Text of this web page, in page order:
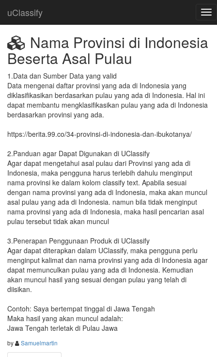
uClassify
Nama Provinsi di Indonesia
Beserta Asal Pulau
1.Data dan Sumber Data yang valid
Data mengenai daftar provinsi yang ada di Indonesia yang
diklasifikasikan berdasarkan pulau yang ada di Indonesia. Hal ini
dapat membantu mengklasifikasikan pulau yang ada di Indonesia
berdasarkan provinsi yang ada.
https://berita.99.co/34-provinsi-di-indonesia-dan-ibukotanya/
2.Panduan agar Dapat Digunakan di UClassify
Agar dapat mengetahui asal pulau dari Provinsi yang ada di
Indonesia, maka pengguna harus terlebih dahulu menginput
nama provinsi ke dalam kolom classify text. Apabila sesuai
dengan nama provinsi yang ada di Indonesia, maka akan muncul
asal pulau yang ada di Indonesia. namun bila tidak menginput
nama provinsi yang ada di Indonesia, maka hasil pencarian asal
pulau tersebut tidak akan muncul
3.Penerapan Penggunaan Produk di UClassify
Agar dapat diterapkan dalam UClassify, maka pengguna perlu
menginput kalimat dan nama provinsi yang ada di Indonesia agar
dapat memunculkan pulau yang ada di Indonesia. Kemudian
akan muncul hasil yang sesuai dengan pulau yang telah di
diisikan.
Contoh: Saya bertempat tinggal di Jawa Tengah
Maka hasil yang akan muncul adalah:
Jawa Tengah terletak di Pulau Jawa
by Samuelmartin